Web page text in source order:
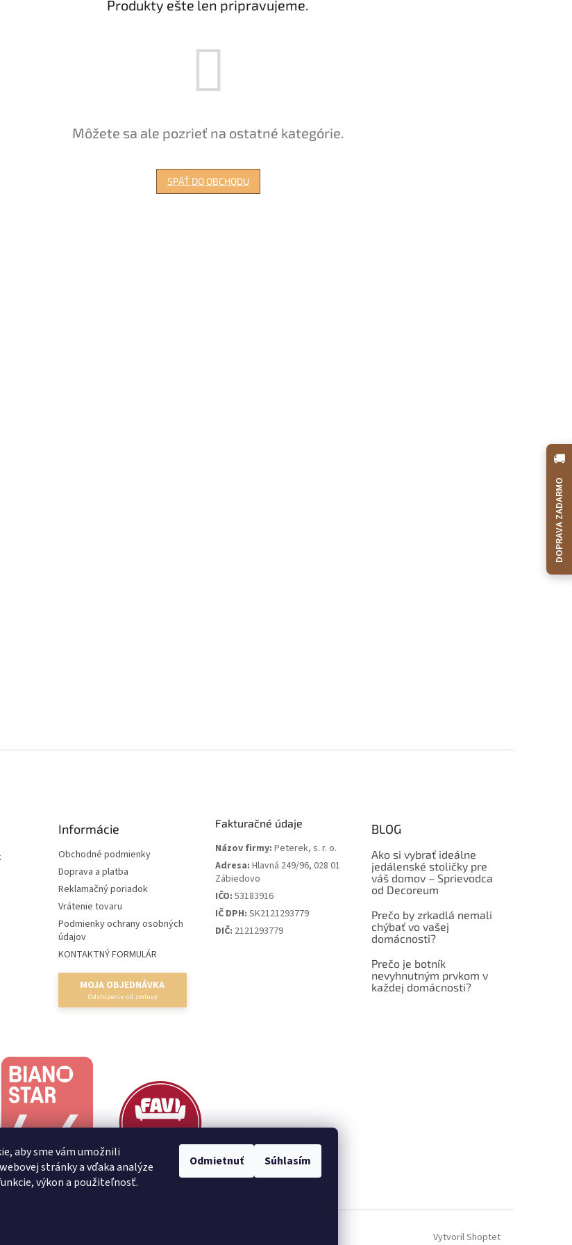
aby sme vám umožnili
stránky a vďaka analýze
výkon a použiteľnosť.
Odmietnuť Súhlasím
Produkty ešte len pripravujeme.
Môžete sa ale pozrieť na ostatné kategórie.
SPÄŤ DO OBCHODU
Informácie
Obchodné podmienky
Doprava a platba
Reklamačný poriadok
Vrátenie tovaru
Podmienky ochrany osobných
údajov
KONTAKTNÝ FORMULÁR
MOJA OBJEDNÁVKA
Fakturačné údaje
Názov firmy: Peterek, s. r. o.
Adresa: Hlavná 249/96, 028 01
Zábiedovo
IČO: 53183916
IČ DPH: SK2121293779
DIČ: 2121293779
BLOG
Ako si vybrať ideálne
jedálenské stoličky pre
váš domov – Sprievodca
od Decoreum
Prečo by zrkadlá nemali
chýbať vo vašej
domácnosti?
Prečo je botník
nevyhnutným prvkom v
každej domácnosti?
Vytvoril Shoptet
🚚
DOPRAVA ZADARMO